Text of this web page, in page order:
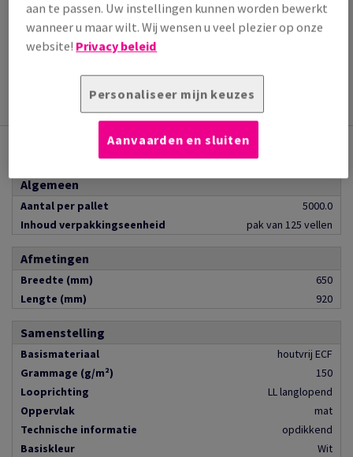
(1 artikel(en))
Gestructureerde vinyl, 457 micron. Door deze
structuur is dit materiaal ...
Meer informatie
Productkenmerken
Algemeen
Aantal per pallet
5000.0
Inhoud verpakkingseenheid
pak van 125 vellen
Afmetingen
Breedte (mm)
650
Lengte (mm)
920
Samenstelling
Basismateriaal
houtvrij ECF
Grammage (g/m²)
150
Looprichting
LL langlopend
Oppervlak
mat
Technische informatie
opdikkend
Basiskleur
Wit
aan te passen. Uw instellingen kunnen worden bewerkt
wanneer u maar wilt. Wij wensen u veel plezier op onze
website! Privacy beleid
Personaliseer mijn keuzes
Aanvaarden en sluiten